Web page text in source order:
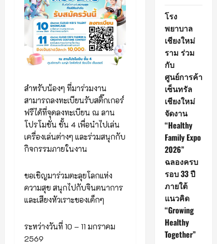
สำหรับน้องๆ ที่มาร่วมงาน
สามารถลงทะเบียนรับสติ๊กเกอร์
ฟรีได้ที่จุดลงทะเบียน ณ ลาน
โปรโมชั่น ชั้น 4 เพื่อนำไปเล่น
เครื่องเล่นต่างๆ และร่วมสนุกกับ
กิจกรรมภายในงาน
ขอเชิญมาร่วมตะลุยโลกแห่ง
ความสุข สนุกไปกับจินตนาการ
และเสียงหัวเราะของเด็กๆ
ระหว่างวันที่ 10 – 11 มกราคม
2569
โรง
พยาบาล
เชียงใหม่
ราม ร่วม
กับ
ศูนย์การค้า
เซ็นทรัล
เชียงใหม่
จัดงาน
“Healthy
Family Expo
2026”
ฉลองครบ
รอบ 33 ปี
ภายใต้
แนวคิด
“Growing
Healthy
Together”